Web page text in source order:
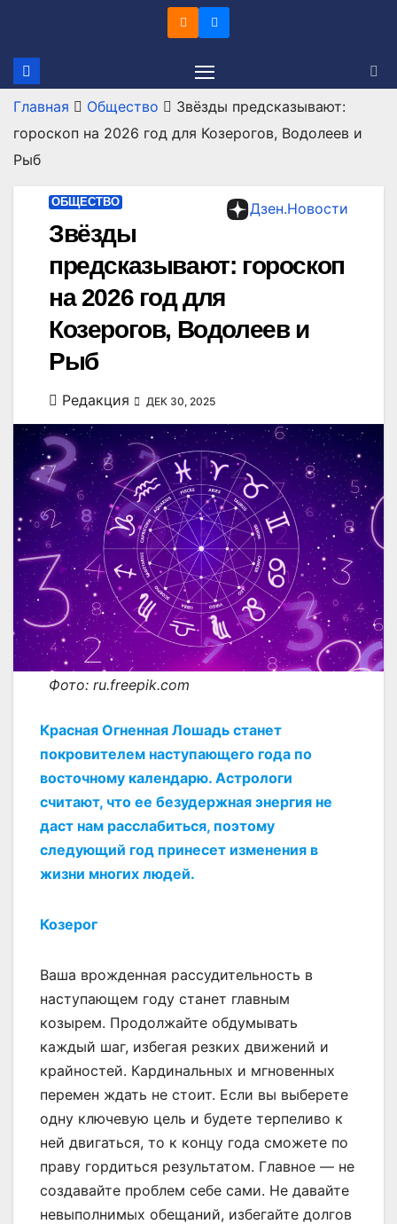
содержимому
Главная Общество
Звёзды предсказывают:
гороскоп на 2026 год для Козерогов, Водолеев и
Рыб
Дзен.Новости
ОБЩЕСТВО
Звёзды
предсказывают: гороскоп
на 2026 год для
Козерогов, Водолеев и
Рыб
Редакция ДЕК 30, 2025
Фото: ru.freepik.com
Красная Огненная Лошадь станет
покровителем наступающего года по
восточному календарю. Астрологи
считают, что ее безудержная энергия не
даст нам расслабиться, поэтому
следующий год принесет изменения в
жизни многих людей.
Козерог
Ваша врожденная рассудительность в
наступающем году станет главным
козырем. Продолжайте обдумывать
каждый шаг, избегая резких движений и
крайностей. Кардинальных и мгновенных
перемен ждать не стоит. Если вы выберете
одну ключевую цель и будете терпеливо к
ней двигаться, то к концу года сможете по
праву гордиться результатом. Главное — не
создавайте проблем себе сами. Не давайте
невыполнимых обещаний, избегайте долгов